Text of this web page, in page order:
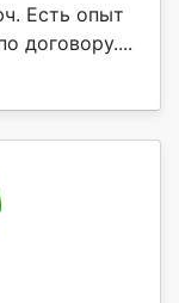
Есть опыт
договору....